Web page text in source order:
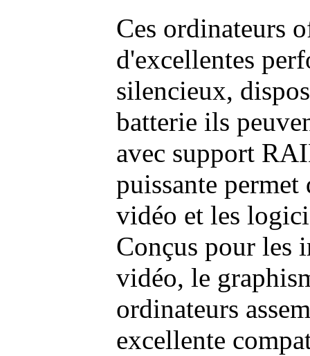
Ces ordinateurs
d'excellentes
silencieux,
batterie ils
avec support
puissante permet
vidéo et les
Conçus pour les
vidéo, le
ordinateurs
excellente